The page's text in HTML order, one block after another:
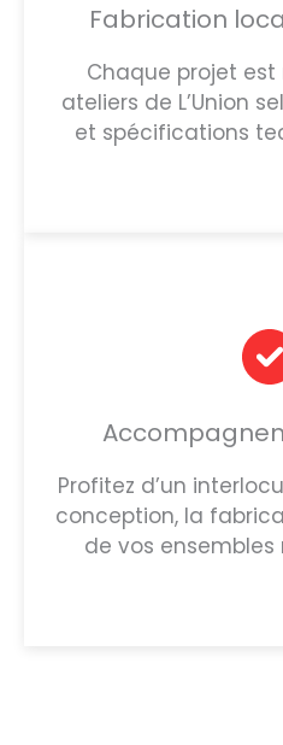
Fabrication
Chaque projet est
ateliers de L’Union
et spécifications
Profitez d’un
conception, la
de vos